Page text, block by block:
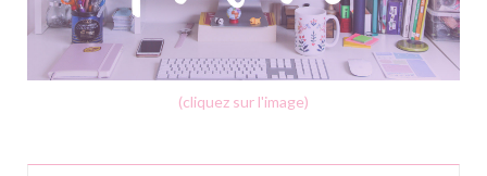
(cliquez sur l'image)